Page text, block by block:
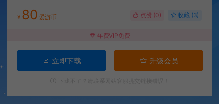
¥ 80 爱游币 点赞 (0) 收藏 (3)
年费VIP免费
立即下载 升级会员